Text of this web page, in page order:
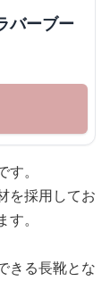
バーブー
。
を採用してお
。
きる長靴とな